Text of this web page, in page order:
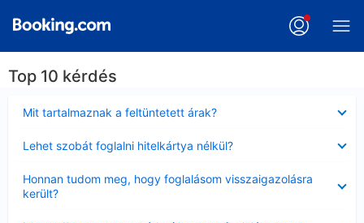
Top 10 kérdés
Mit tartalmaznak a feltüntetett árak?
Lehet szobát foglalni hitelkártya nélkül?
Honnan tudom meg, hogy foglalásom visszaigazolásra
került?